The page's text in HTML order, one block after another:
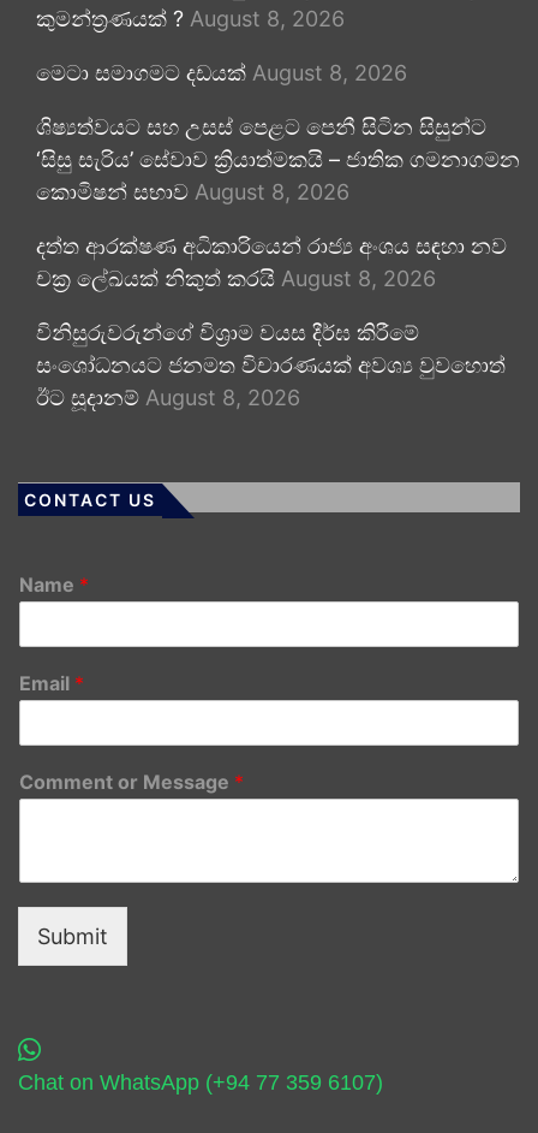
කුමන්ත්‍රණයක් ? August 8, 2026
මෙටා සමාගමට දඩයක් August 8, 2026
ශිෂ්‍යත්වයට සහ උසස් පෙළට පෙනී සිටින සිසුන්ට
‘සිසු සැරිය’ සේවාව ක්‍රියාත්මකයි – ජාතික ගමනාගමන
කොමිෂන් සභාව August 8, 2026
දත්ත ආරක්ෂණ අධිකාරියෙන් රාජ්‍ය අංශය සඳහා නව
චක්‍ර ලේඛයක් නිකුත් කරයි August 8, 2026
විනිසුරුවරුන්ගේ විශ්‍රාම වයස දීර්ඝ කිරීමේ
සංශෝධනයට ජනමත විචාරණයක් අවශ්‍ය වුවහොත්
ඊට සූදානම් August 8, 2026
CONTACT US
Name *
Email *
Comment or Message *
Submit
Chat on WhatsApp (+94 77 359 6107)